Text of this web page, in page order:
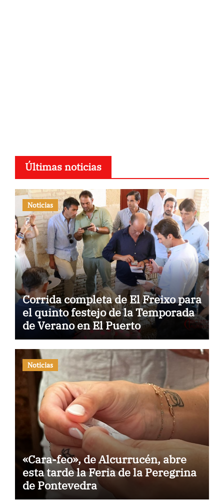
Últimas noticias
Noticias
Corrida completa de El Freixo para
el quinto festejo de la Temporada
de Verano en El Puerto
Noticias
«Cara-feo», de Alcurrucén, abre
esta tarde la Feria de la Peregrina
de Pontevedra